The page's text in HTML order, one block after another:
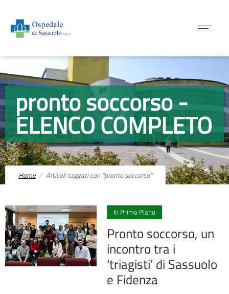
pronto soccorso -
ELENCO COMPLETO
Home Articoli taggati con "pronto soccorso"
In Primo Piano
Pronto soccorso, un
incontro tra i
‘triagisti’ di Sassuolo
e Fidenza